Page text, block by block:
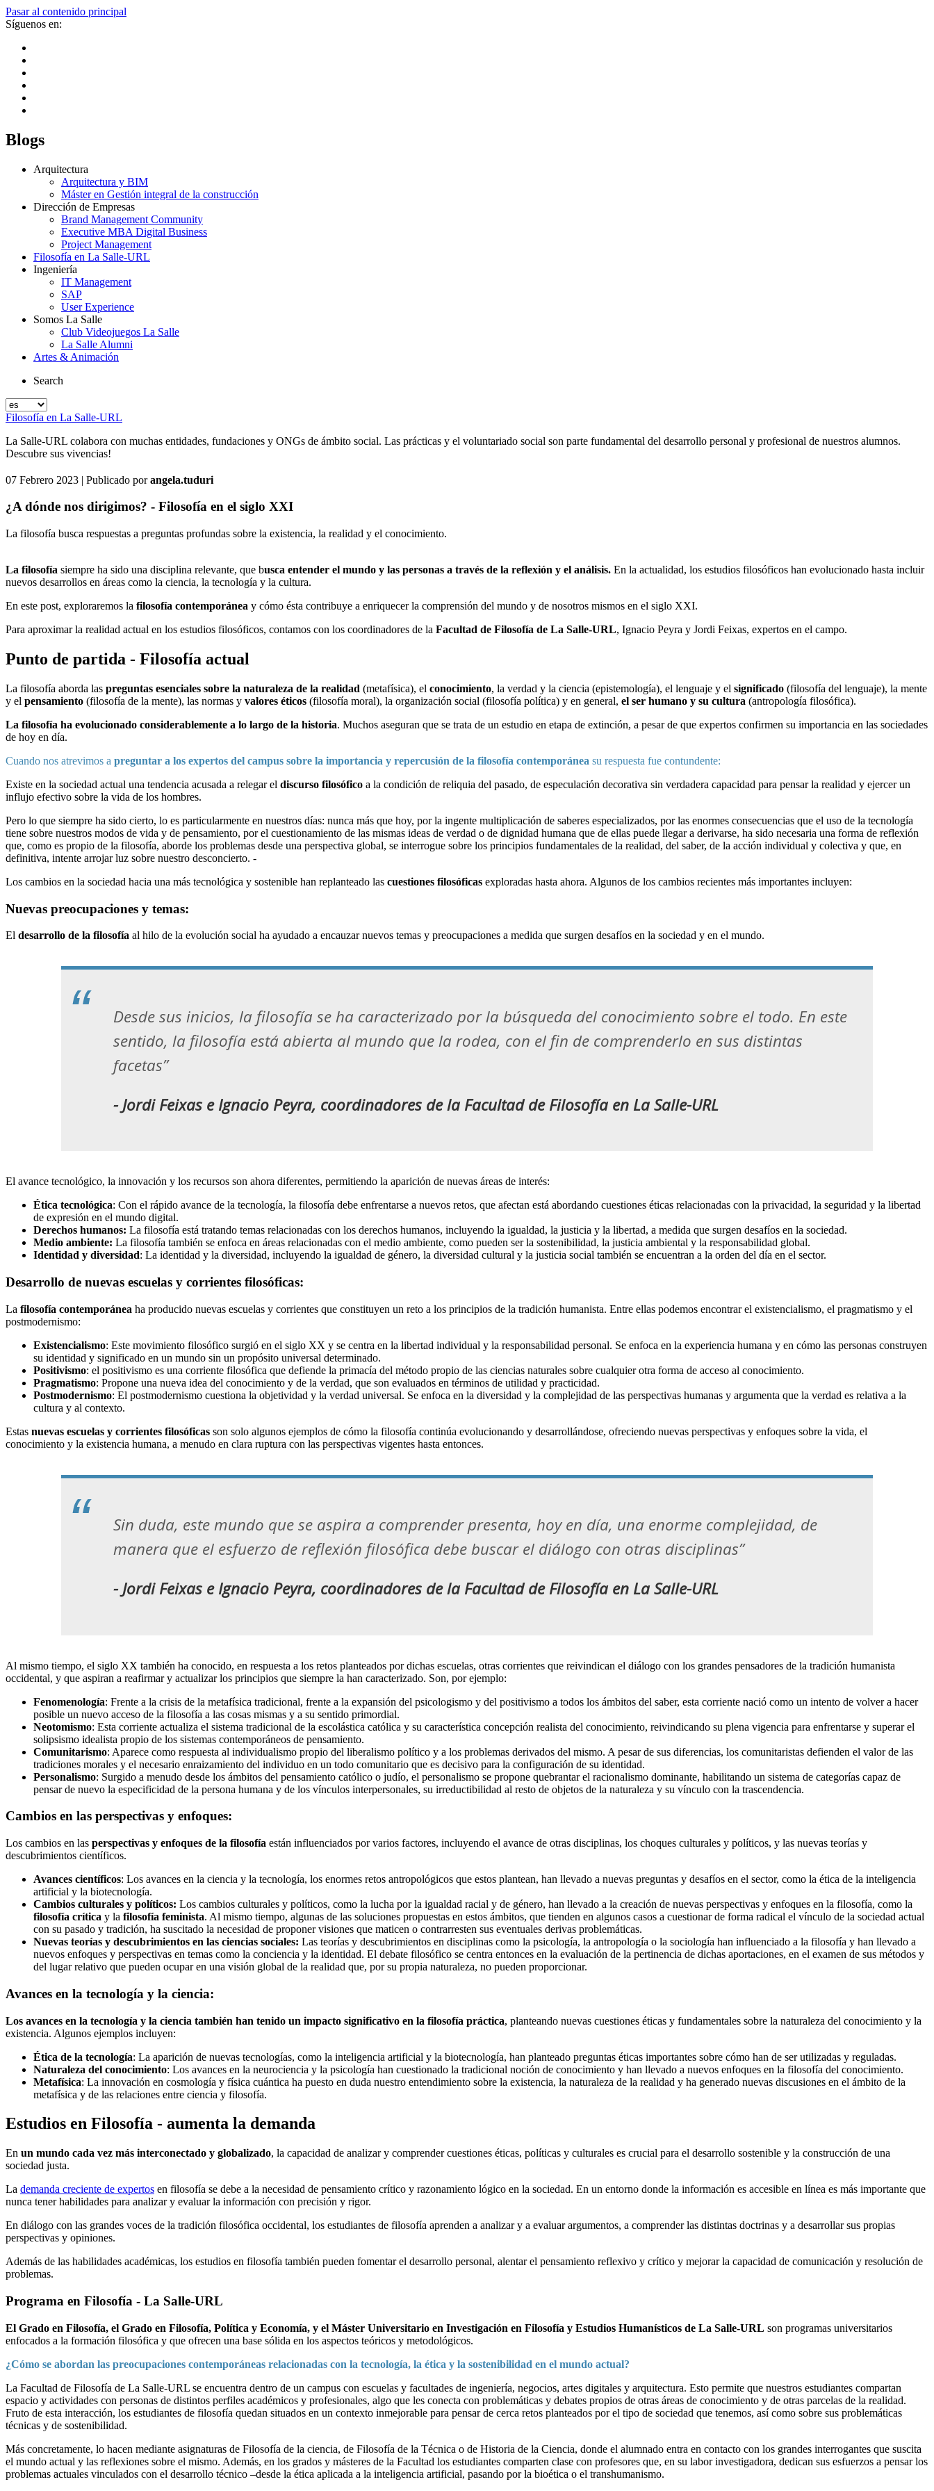
Pasar al contenido principal
Síguenos en:
Blogs
Arquitectura
Arquitectura y BIM
Máster en Gestión integral de la construcción
Dirección de Empresas
Brand Management Community
Executive MBA Digital Business
Project Management
Filosofía en La Salle-URL
Ingeniería
IT Management
SAP
User Experience
Somos La Salle
Club Videojuegos La Salle
La Salle Alumni
Artes & Animación
Search
Filosofía en La Salle-URL
La Salle-URL colabora con muchas entidades, fundaciones y ONGs de ámbito social. Las prácticas y el voluntariado social son parte fundamental del desarrollo personal y profesional de nuestros alumnos.
Descubre sus vivencias!
07 Febrero 2023 | Publicado porangela.tuduri
¿A dónde nos dirigimos? - Filosofía en el siglo XXI
La filosofía busca respuestas a preguntas profundas sobre la existencia, la realidad y el conocimiento.
La filosofía siempre ha sido una disciplina relevante, que busca entender el mundo y las personas a través de la reflexión y el análisis. En la actualidad, los estudios filosóficos han evolucionado hasta incluir
nuevos desarrollos en áreas como la ciencia, la tecnología y la cultura.
En este post, exploraremos la filosofía contemporánea y cómo ésta contribuye a enriquecer la comprensión del mundo y de nosotros mismos en el siglo XXI.
Para aproximar la realidad actual en los estudios filosóficos, contamos con los coordinadores de la Facultad de Filosofía de La Salle-URL, Ignacio Peyra y Jordi Feixas, expertos en el campo.
Punto de partida - Filosofía actual
La filosofía aborda las preguntas esenciales sobre la naturaleza de la realidad (metafísica), el conocimiento, la verdad y la ciencia (epistemología), el lenguaje y el significado (filosofía del lenguaje), la mente
y el pensamiento (filosofía de la mente), las normas y valores éticos (filosofía moral), la organización social (filosofía política) y en general, el ser humano y su cultura (antropología filosófica).
La filosofía ha evolucionado considerablemente a lo largo de la historia. Muchos aseguran que se trata de un estudio en etapa de extinción, a pesar de que expertos confirmen su importancia en las sociedades
de hoy en día.
Cuando nos atrevimos a preguntar a los expertos del campus sobre la importancia y repercusión de la filosofía contemporánea su respuesta fue contundente:
Existe en la sociedad actual una tendencia acusada a relegar el discurso filosófico a la condición de reliquia del pasado, de especulación decorativa sin verdadera capacidad para pensar la realidad y ejercer un
influjo efectivo sobre la vida de los hombres.
Pero lo que siempre ha sido cierto, lo es particularmente en nuestros días: nunca más que hoy, por la ingente multiplicación de saberes especializados, por las enormes consecuencias que el uso de la tecnología
tiene sobre nuestros modos de vida y de pensamiento, por el cuestionamiento de las mismas ideas de verdad o de dignidad humana que de ellas puede llegar a derivarse, ha sido necesaria una forma de reflexión
que, como es propio de la filosofía, aborde los problemas desde una perspectiva global, se interrogue sobre los principios fundamentales de la realidad, del saber, de la acción individual y colectiva y que, en
definitiva, intente arrojar luz sobre nuestro desconcierto. -
Los cambios en la sociedad hacia una más tecnológica y sostenible han replanteado las cuestiones filosóficas exploradas hasta ahora. Algunos de los cambios recientes más importantes incluyen:
Nuevas preocupaciones y temas:
El desarrollo de la filosofía al hilo de la evolución social ha ayudado a encauzar nuevos temas y preocupaciones a medida que surgen desafíos en la sociedad y en el mundo.
Desde sus inicios, la filosofía se ha caracterizado por la búsqueda del conocimiento sobre el todo. En este
sentido, la filosofía está abierta al mundo que la rodea, con el fin de comprenderlo en sus distintas
facetas”
- Jordi Feixas e Ignacio Peyra, coordinadores de la Facultad de Filosofía en La Salle-URL
El avance tecnológico, la innovación y los recursos son ahora diferentes, permitiendo la aparición de nuevas áreas de interés:
Ética tecnológica: Con el rápido avance de la tecnología, la filosofía debe enfrentarse a nuevos retos, que afectan está abordando cuestiones éticas relacionadas con la privacidad, la seguridad y la libertad
de expresión en el mundo digital.
Derechos humanos: La filosofía está tratando temas relacionadas con los derechos humanos, incluyendo la igualdad, la justicia y la libertad, a medida que surgen desafíos en la sociedad.
Medio ambiente: La filosofía también se enfoca en áreas relacionadas con el medio ambiente, como pueden ser la sostenibilidad, la justicia ambiental y la responsabilidad global.
Identidad y diversidad: La identidad y la diversidad, incluyendo la igualdad de género, la diversidad cultural y la justicia social también se encuentran a la orden del día en el sector.
Desarrollo de nuevas escuelas y corrientes filosóficas:
La filosofía contemporánea ha producido nuevas escuelas y corrientes que constituyen un reto a los principios de la tradición humanista. Entre ellas podemos encontrar el existencialismo, el pragmatismo y el
postmodernismo:
Existencialismo: Este movimiento filosófico surgió en el siglo XX y se centra en la libertad individual y la responsabilidad personal. Se enfoca en la experiencia humana y en cómo las personas construyen
su identidad y significado en un mundo sin un propósito universal determinado.
Positivismo: el positivismo es una corriente filosófica que defiende la primacía del método propio de las ciencias naturales sobre cualquier otra forma de acceso al conocimiento.
Pragmatismo: Propone una nueva idea del conocimiento y de la verdad, que son evaluados en términos de utilidad y practicidad.
Postmodernismo: El postmodernismo cuestiona la objetividad y la verdad universal. Se enfoca en la diversidad y la complejidad de las perspectivas humanas y argumenta que la verdad es relativa a la
cultura y al contexto.
Estas nuevas escuelas y corrientes filosóficas son solo algunos ejemplos de cómo la filosofía continúa evolucionando y desarrollándose, ofreciendo nuevas perspectivas y enfoques sobre la vida, el
conocimiento y la existencia humana, a menudo en clara ruptura con las perspectivas vigentes hasta entonces.
Sin duda, este mundo que se aspira a comprender presenta, hoy en día, una enorme complejidad, de
manera que el esfuerzo de reflexión filosófica debe buscar el diálogo con otras disciplinas”
- Jordi Feixas e Ignacio Peyra, coordinadores de la Facultad de Filosofía en La Salle-URL
Al mismo tiempo, el siglo XX también ha conocido, en respuesta a los retos planteados por dichas escuelas, otras corrientes que reivindican el diálogo con los grandes pensadores de la tradición humanista
occidental, y que aspiran a reafirmar y actualizar los principios que siempre la han caracterizado. Son, por ejemplo:
Fenomenología: Frente a la crisis de la metafísica tradicional, frente a la expansión del psicologismo y del positivismo a todos los ámbitos del saber, esta corriente nació como un intento de volver a hacer
posible un nuevo acceso de la filosofía a las cosas mismas y a su sentido primordial.
Neotomismo: Esta corriente actualiza el sistema tradicional de la escolástica católica y su característica concepción realista del conocimiento, reivindicando su plena vigencia para enfrentarse y superar el
solipsismo idealista propio de los sistemas contemporáneos de pensamiento.
Comunitarismo: Aparece como respuesta al individualismo propio del liberalismo político y a los problemas derivados del mismo. A pesar de sus diferencias, los comunitaristas defienden el valor de las
tradiciones morales y el necesario enraizamiento del individuo en un todo comunitario que es decisivo para la configuración de su identidad.
Personalismo: Surgido a menudo desde los ámbitos del pensamiento católico o judío, el personalismo se propone quebrantar el racionalismo dominante, habilitando un sistema de categorías capaz de
pensar de nuevo la especificidad de la persona humana y de los vínculos interpersonales, su irreductibilidad al resto de objetos de la naturaleza y su vínculo con la trascendencia.
Cambios en las perspectivas y enfoques:
Los cambios en las perspectivas y enfoques de la filosofía están influenciados por varios factores, incluyendo el avance de otras disciplinas, los choques culturales y políticos, y las nuevas teorías y
descubrimientos científicos.
Avances científicos: Los avances en la ciencia y la tecnología, los enormes retos antropológicos que estos plantean, han llevado a nuevas preguntas y desafíos en el sector, como la ética de la inteligencia
artificial y la biotecnología.
Cambios culturales y políticos: Los cambios culturales y políticos, como la lucha por la igualdad racial y de género, han llevado a la creación de nuevas perspectivas y enfoques en la filosofía, como la
filosofía crítica y la filosofía feminista. Al mismo tiempo, algunas de las soluciones propuestas en estos ámbitos, que tienden en algunos casos a cuestionar de forma radical el vínculo de la sociedad actual
con su pasado y tradición, ha suscitado la necesidad de proponer visiones que maticen o contrarresten sus eventuales derivas problemáticas.
Nuevas teorías y descubrimientos en las ciencias sociales: Las teorías y descubrimientos en disciplinas como la psicología, la antropología o la sociología han influenciado a la filosofía y han llevado a
nuevos enfoques y perspectivas en temas como la conciencia y la identidad. El debate filosófico se centra entonces en la evaluación de la pertinencia de dichas aportaciones, en el examen de sus métodos y
del lugar relativo que pueden ocupar en una visión global de la realidad que, por su propia naturaleza, no pueden proporcionar.
Avances en la tecnología y la ciencia:
Los avances en la tecnología y la ciencia también han tenido un impacto significativo en la filosofía práctica, planteando nuevas cuestiones éticas y fundamentales sobre la naturaleza del conocimiento y la
existencia. Algunos ejemplos incluyen:
Ética de la tecnología: La aparición de nuevas tecnologías, como la inteligencia artificial y la biotecnología, han planteado preguntas éticas importantes sobre cómo han de ser utilizadas y reguladas.
Naturaleza del conocimiento: Los avances en la neurociencia y la psicología han cuestionado la tradicional noción de conocimiento y han llevado a nuevos enfoques en la filosofía del conocimiento.
Metafísica: La innovación en cosmología y física cuántica ha puesto en duda nuestro entendimiento sobre la existencia, la naturaleza de la realidad y ha generado nuevas discusiones en el ámbito de la
metafísica y de las relaciones entre ciencia y filosofía.
Estudios en Filosofía - aumenta la demanda
En un mundo cada vez más interconectado y globalizado, la capacidad de analizar y comprender cuestiones éticas, políticas y culturales es crucial para el desarrollo sostenible y la construcción de una
sociedad justa.
La demanda creciente de expertos en filosofía se debe a la necesidad de pensamiento crítico y razonamiento lógico en la sociedad. En un entorno donde la información es accesible en línea es más importante que
nunca tener habilidades para analizar y evaluar la información con precisión y rigor.
En diálogo con las grandes voces de la tradición filosófica occidental, los estudiantes de filosofía aprenden a analizar y a evaluar argumentos, a comprender las distintas doctrinas y a desarrollar sus propias
perspectivas y opiniones.
Además de las habilidades académicas, los estudios en filosofía también pueden fomentar el desarrollo personal, alentar el pensamiento reflexivo y crítico y mejorar la capacidad de comunicación y resolución de
problemas.
Programa en Filosofía - La Salle-URL
El Grado en Filosofía, el Grado en Filosofía, Política y Economía, y el Máster Universitario en Investigación en Filosofía y Estudios Humanísticos de La Salle-URL son programas universitarios
enfocados a la formación filosófica y que ofrecen una base sólida en los aspectos teóricos y metodológicos.
¿Cómo se abordan las preocupaciones contemporáneas relacionadas con la tecnología, la ética y la sostenibilidad en el mundo actual?
La Facultad de Filosofía de La Salle-URL se encuentra dentro de un campus con escuelas y facultades de ingeniería, negocios, artes digitales y arquitectura. Esto permite que nuestros estudiantes compartan
espacio y actividades con personas de distintos perfiles académicos y profesionales, algo que les conecta con problemáticas y debates propios de otras áreas de conocimiento y de otras parcelas de la realidad.
Fruto de esta interacción, los estudiantes de filosofía quedan situados en un contexto inmejorable para pensar de cerca retos planteados por el tipo de sociedad que tenemos, así como sobre sus problemáticas
técnicas y de sostenibilidad.
Más concretamente, lo hacen mediante asignaturas de Filosofía de la ciencia, de Filosofía de la Técnica o de Historia de la Ciencia, donde el alumnado entra en contacto con los grandes interrogantes que suscita
el mundo actual y las reflexiones sobre el mismo. Además, en los grados y másteres de la Facultad los estudiantes comparten clase con profesores que, en su labor investigadora, dedican sus esfuerzos a pensar los
problemas actuales vinculados con el desarrollo técnico –desde la ética aplicada a la inteligencia artificial, pasando por la bioética o el transhumanismo.